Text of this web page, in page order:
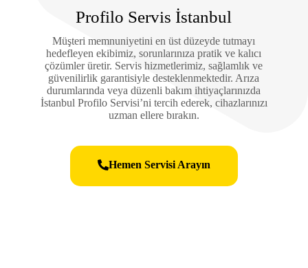
Profilo Servis İstanbul
Müşteri memnuniyetini en üst düzeyde tutmayı
hedefleyen ekibimiz, sorunlarınıza pratik ve kalıcı
çözümler üretir. Servis hizmetlerimiz, sağlamlık ve
güvenilirlik garantisiyle desteklenmektedir. Arıza
durumlarında veya düzenli bakım ihtiyaçlarınızda
İstanbul Profilo Servisi’ni tercih ederek, cihazlarınızı
uzman ellere bırakın.
Hemen Servisi Arayın